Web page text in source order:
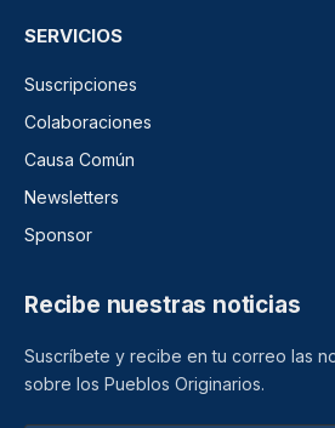
SERVICIOS
Suscripciones
Colaboraciones
Causa Común
Newsletters
Sponsor
Recibe nuestras noticias
Suscríbete y recibe en tu correo las
sobre los Pueblos Originarios.